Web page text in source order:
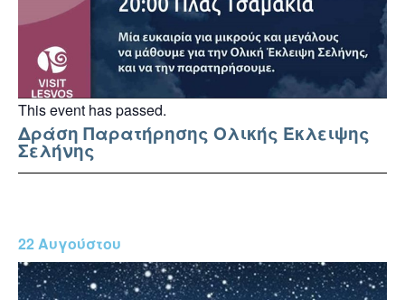
This event has passed.
Δράση Παρατήρησης Ολικής Έκλειψης
Σελήνης
22 Αυγούστου